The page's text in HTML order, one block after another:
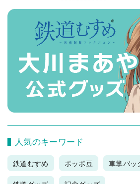
人気のキーワード
鉄道むすめ ポッポ豆 車掌バッ